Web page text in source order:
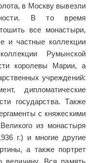
в Москву вывезли
В то время
все монастыри,
и частные коллекции
Румынской
королевы Марии, а
учреждений:
дипломатические
государства. Также
с княжескими
из монастыря
г.) и многие другие
а также портрет
величину. Вся память